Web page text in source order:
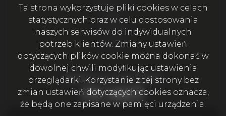
Ulubione
Blog
Kontakt
Rodo
Bądźmy w kontakcie
Facebook
Facebook
Facebook
Facebook
Ta strona wykorzystuje pliki cookies w celach
statystycznych oraz w celu dostosowania
naszych serwisów do indywidualnych
potrzeb klientów. Zmiany ustawień
dotyczących plików cookie można dokonać w
dowolnej chwili modyfikując ustawienia
przeglądarki. Korzystanie z tej strony bez
zmian ustawień dotyczących cookies oznacza,
że będą one zapisane w pamięci urządzenia.